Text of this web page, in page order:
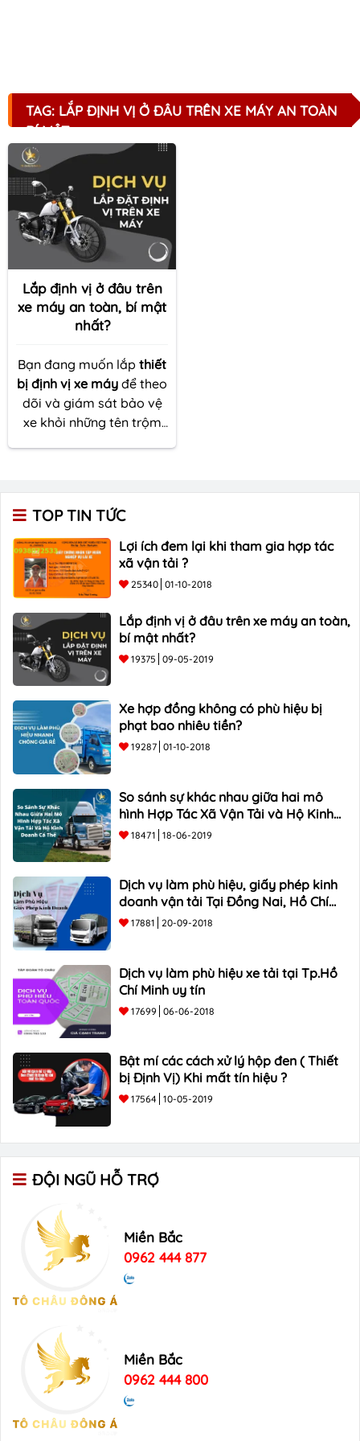
TAG: LẮP ĐỊNH VỊ Ở ĐÂU TRÊN XE MÁY AN TOÀN
BÍ MẬT
Lắp định vị ở đâu trên
xe máy an toàn, bí mật
nhất?
Bạn đang muốn lắp thiết
bị định vị xe máy để theo
dõi và giám sát bảo vệ
xe khỏi những tên trộm
động tốt vừa có thể đảm
bảo an toàn bí mật mà
bất kì tên trộm nào cũng
không thể biết biết được
xe đang lắp định vị
. Dưới
đây là một số lời khuyên
của CHÚNG TÔI cho bạn
khilắp thiết bị định vị
vào xe máy.
TOP TIN TỨC
Lợi ích đem lại khi tham gia hợp tác
xã vận tải ?
25340 01-10-2018
Lắp định vị ở đâu trên xe máy an toàn,
bí mật nhất?
19375 09-05-2019
Xe hợp đồng không có phù hiệu bị
phạt bao nhiêu tiền?
19287 01-10-2018
So sánh sự khác nhau giữa hai mô
hình Hợp Tác Xã Vận Tải và Hộ Kinh
Doanh Cá Thể
18471 18-06-2019
Dịch vụ làm phù hiệu, giấy phép kinh
doanh vận tải Tại Đồng Nai, Hồ Chí
Minh
17881 20-09-2018
Dịch vụ làm phù hiệu xe tải tại Tp.Hồ
Chí Minh uy tín
17699 06-06-2018
Bật mí các cách xử lý hộp đen ( Thiết
bị Định Vị) Khi mất tín hiệu ?
17564 10-05-2019
ĐỘI NGŨ HỖ TRỢ
Miền Bắc
0962 444 877
Miền Bắc
0962 444 800